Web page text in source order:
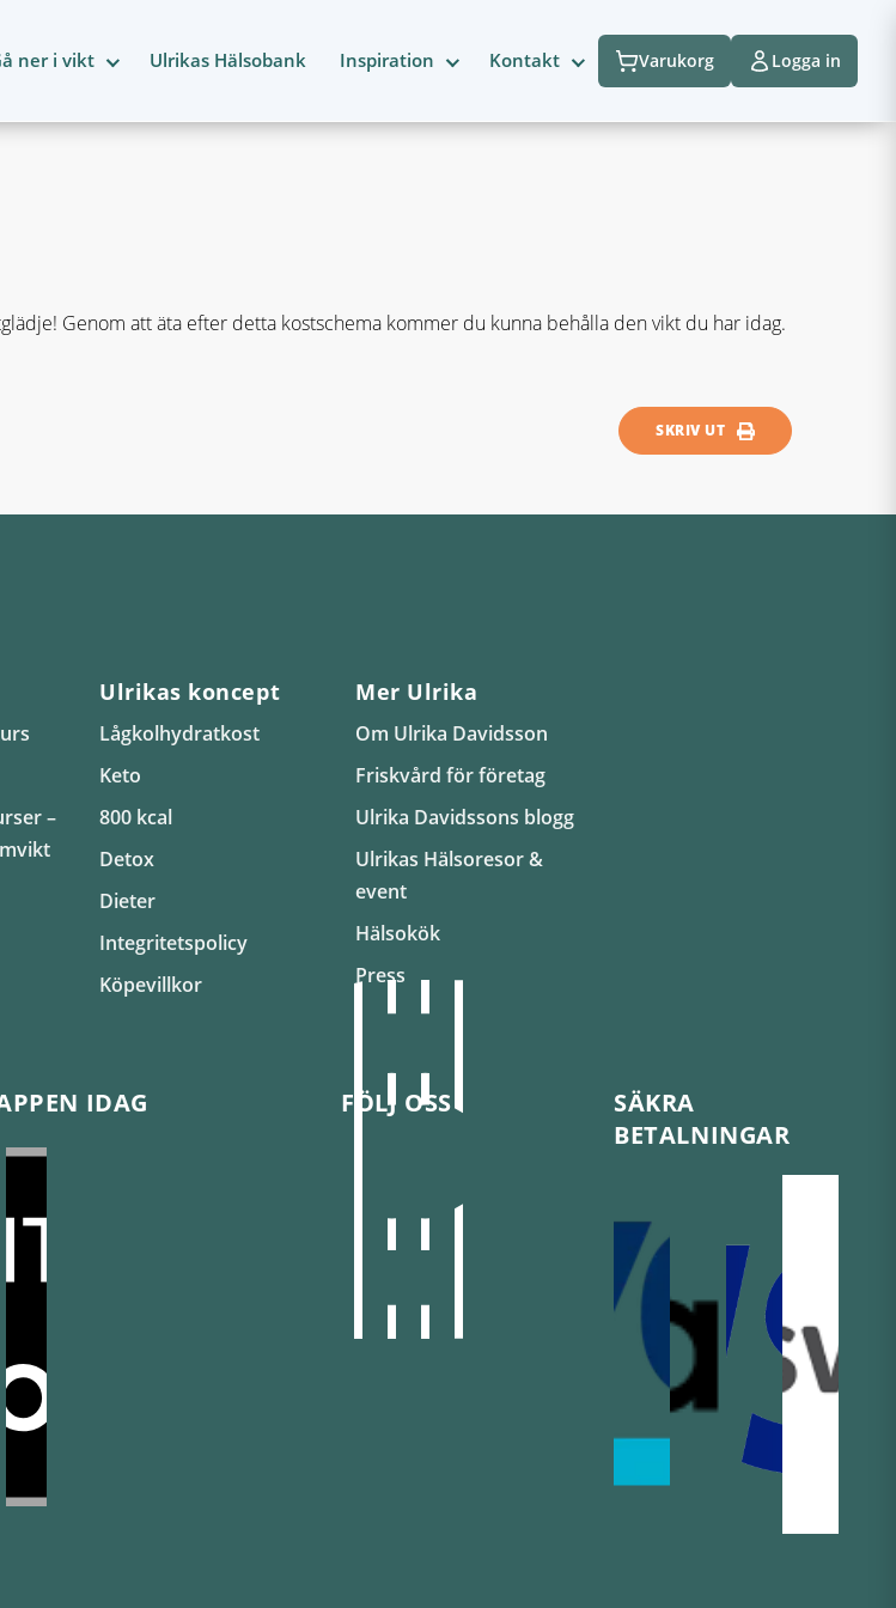
ner i vikt Ulrikas Hälsobank Inspiration Kontakt Varukorg Logga in
Genom att äta efter detta kostschema kommer du kunna behålla den vikt du har idag.
SKRIV UT
–
Ulrikas koncept
Lågkolhydratkost
Keto
800 kcal
Detox
Dieter
Integritetspolicy
Köpevillkor
Mer Ulrika
Om Ulrika Davidsson
Friskvård för företag
Ulrika Davidssons blogg
Ulrikas Hälsoresor &
event
Hälsokök
Press
IDAG FÖLJ OSS
SÄKRA
BETALNINGAR